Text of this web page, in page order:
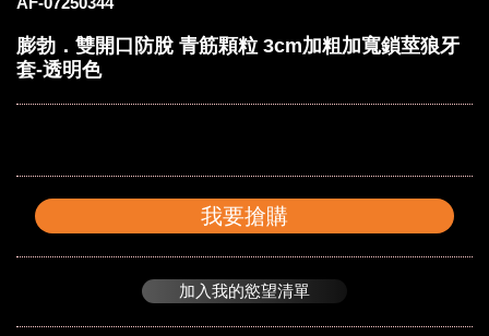
膨勃．雙開口防脫 青筋顆粒 3cm加粗加寬鎖莖狼牙
套-透明色
我要搶購
加入我的慾望清單